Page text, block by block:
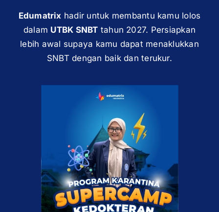
Edumatrix hadir untuk membantu kamu lolos
dalam UTBK SNBT tahun 2027. Persiapkan
lebih awal supaya kamu dapat menaklukkan
SNBT dengan baik dan terukur.